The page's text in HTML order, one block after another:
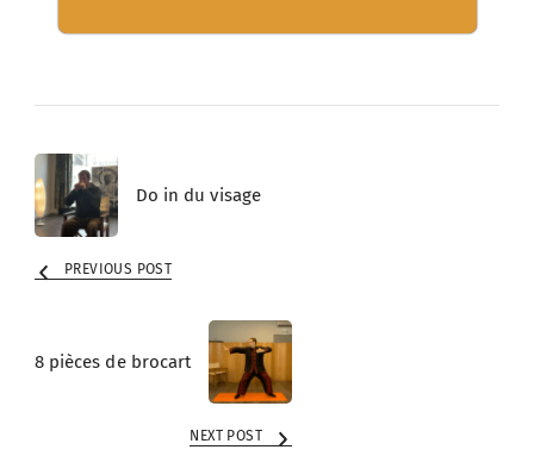
Post
NavigationDo in du visage
PREVIOUS POST
8 pièces de brocart
NEXT POST